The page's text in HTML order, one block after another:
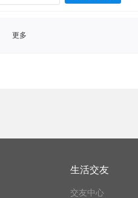
更多
生活交友
交友中心